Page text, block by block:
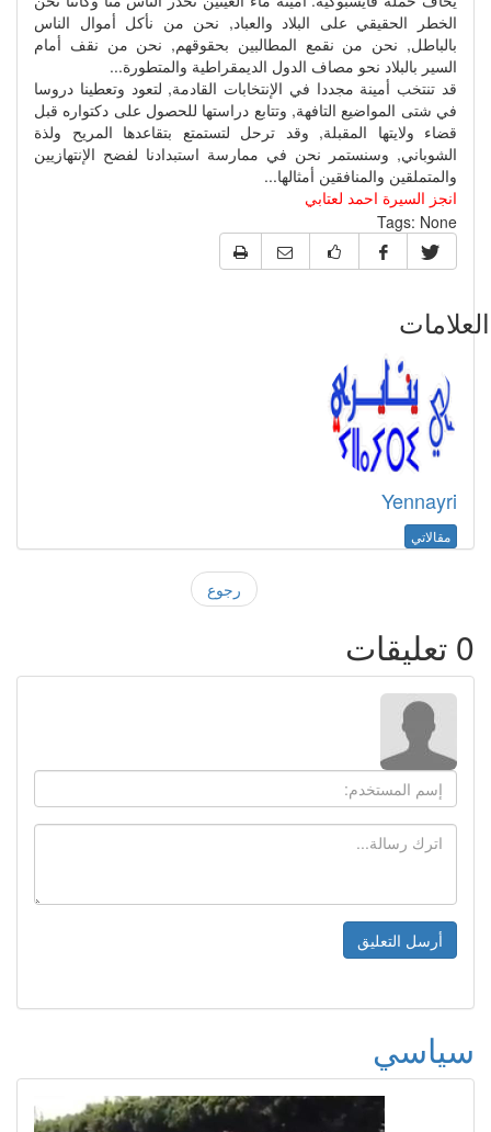
الخطر الحقيقي على البلاد والعباد, نحن من نأكل أموال الناس
بالباطل, نحن من نقمع المطالبين بحقوقهم, نحن من نقف أمام
السير بالبلاد نحو مصاف الدول الديمقراطية والمتطورة...
قد تنتخب أمينة مجددا في الإنتخابات القادمة, لتعود وتعطينا دروسا
في شتى المواضيع التافهة, وتتابع دراستها للحصول على دكتواره قبل
قضاء ولايتها المقبلة, وقد ترحل لتستمتع بتقاعدها المريح ولذة
الشوباني, وسنستمر نحن في ممارسة استبدادنا لفضح الإنتهازيين
والمتملقين والمنافقين أمثالها...
انجز السيرة احمد لعتابي
Tags:None
Yennayri
مقالاتي
رجوع
0تعليقات
سياسي